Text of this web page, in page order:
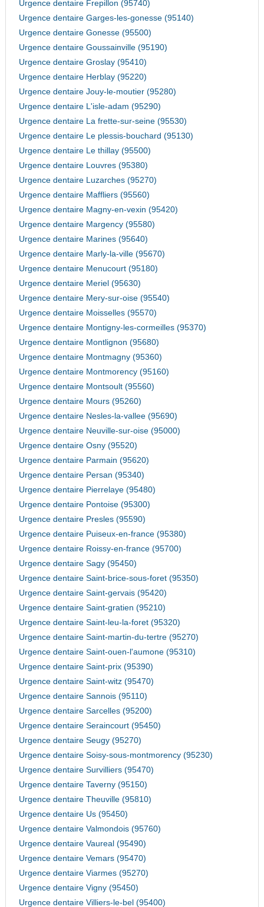
Urgence dentaire Frepillon (95740)
Urgence dentaire Garges-les-gonesse (95140)
Urgence dentaire Gonesse (95500)
Urgence dentaire Goussainville (95190)
Urgence dentaire Groslay (95410)
Urgence dentaire Herblay (95220)
Urgence dentaire Jouy-le-moutier (95280)
Urgence dentaire L'isle-adam (95290)
Urgence dentaire La frette-sur-seine (95530)
Urgence dentaire Le plessis-bouchard (95130)
Urgence dentaire Le thillay (95500)
Urgence dentaire Louvres (95380)
Urgence dentaire Luzarches (95270)
Urgence dentaire Maffliers (95560)
Urgence dentaire Magny-en-vexin (95420)
Urgence dentaire Margency (95580)
Urgence dentaire Marines (95640)
Urgence dentaire Marly-la-ville (95670)
Urgence dentaire Menucourt (95180)
Urgence dentaire Meriel (95630)
Urgence dentaire Mery-sur-oise (95540)
Urgence dentaire Moisselles (95570)
Urgence dentaire Montigny-les-cormeilles (95370)
Urgence dentaire Montlignon (95680)
Urgence dentaire Montmagny (95360)
Urgence dentaire Montmorency (95160)
Urgence dentaire Montsoult (95560)
Urgence dentaire Mours (95260)
Urgence dentaire Nesles-la-vallee (95690)
Urgence dentaire Neuville-sur-oise (95000)
Urgence dentaire Osny (95520)
Urgence dentaire Parmain (95620)
Urgence dentaire Persan (95340)
Urgence dentaire Pierrelaye (95480)
Urgence dentaire Pontoise (95300)
Urgence dentaire Presles (95590)
Urgence dentaire Puiseux-en-france (95380)
Urgence dentaire Roissy-en-france (95700)
Urgence dentaire Sagy (95450)
Urgence dentaire Saint-brice-sous-foret (95350)
Urgence dentaire Saint-gervais (95420)
Urgence dentaire Saint-gratien (95210)
Urgence dentaire Saint-leu-la-foret (95320)
Urgence dentaire Saint-martin-du-tertre (95270)
Urgence dentaire Saint-ouen-l'aumone (95310)
Urgence dentaire Saint-prix (95390)
Urgence dentaire Saint-witz (95470)
Urgence dentaire Sannois (95110)
Urgence dentaire Sarcelles (95200)
Urgence dentaire Seraincourt (95450)
Urgence dentaire Seugy (95270)
Urgence dentaire Soisy-sous-montmorency (95230)
Urgence dentaire Survilliers (95470)
Urgence dentaire Taverny (95150)
Urgence dentaire Theuville (95810)
Urgence dentaire Us (95450)
Urgence dentaire Valmondois (95760)
Urgence dentaire Vaureal (95490)
Urgence dentaire Vemars (95470)
Urgence dentaire Viarmes (95270)
Urgence dentaire Vigny (95450)
Urgence dentaire Villiers-le-bel (95400)